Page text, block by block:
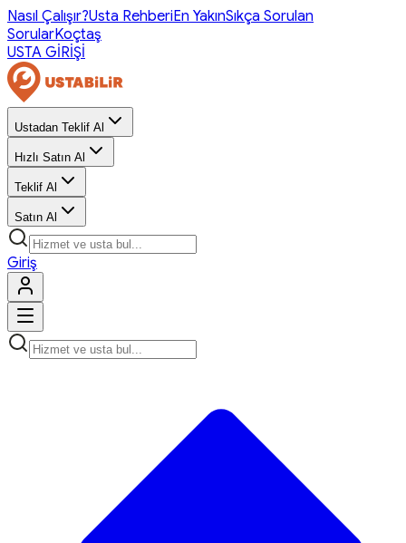
Nasıl Çalışır?Usta RehberiEn YakınSıkça Sorulan
SorularKoçtaş
USTA GİRİŞİ
Ustadan Teklif Al
Hızlı Satın Al
Teklif Al
Satın Al
Giriş